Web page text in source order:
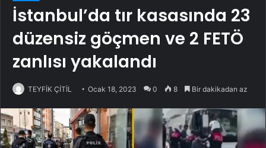
İstanbul’da tır kasasında 23
düzensiz göçmen ve 2 FETÖ
zanlısı yakalandı
TEYFİK ÇİTİL Ocak 18, 2023 0 8 Bir dakikadan az